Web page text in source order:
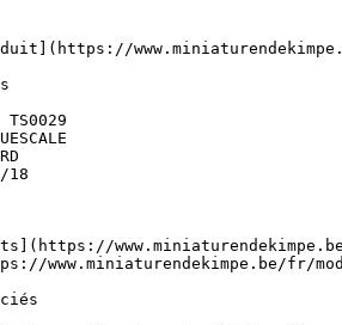
www.miniaturendekimpe.be/fr/